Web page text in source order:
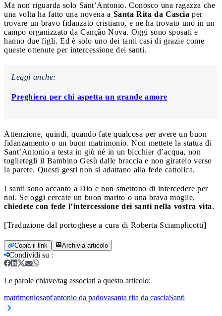
Ma non riguarda solo Sant’Antonio. Conosco una ragazza che
una volta ha fatto una novena a Santa Rita da Cascia per
trovare un bravo fidanzato cristiano, e ne ha trovato uno in un
campo organizzato da Canção Nova. Oggi sono sposati e
hanno due figli. Ed è solo uno dei tanti casi di grazie come
queste ottenute per intercessione dei santi.
Leggi anche:
Preghiera per chi aspetta un grande amore
Attenzione, quindi, quando fate qualcosa per avere un buon
fidanzamento o un buon matrimonio. Non mettete la statua di
Sant’Antonio a testa in giù né in un bicchier d’acqua, non
toglietegli il Bambino Gesù dalle braccia e non giratelo verso
la parete. Questi gesti non si adattano alla fede cattolica.
I santi sono accanto a Dio e non smettono di intercedere per
noi. Se oggi cercate un buon marito o una brava moglie,
chiedete con fede l’intercessione dei santi nella vostra vita.
[Traduzione dal portoghese a cura di Roberta Sciamplicotti]
Copia il link Archivia articolo
Condividi su :
Le parole chiave/tag associati a questo articolo:
matrimoniosant'antonio da padovasanta rita da casciaSanti